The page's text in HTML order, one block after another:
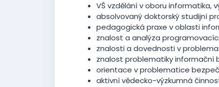
VŠ vzdělání v oboru informatika,
absolvovaný doktorský studijní
pedagogická praxe v oblasti
znalost a analýza
znalosti a dovednosti v
znalost problematiky informační
orientace v problematice
aktivní vědecko-výzkumná